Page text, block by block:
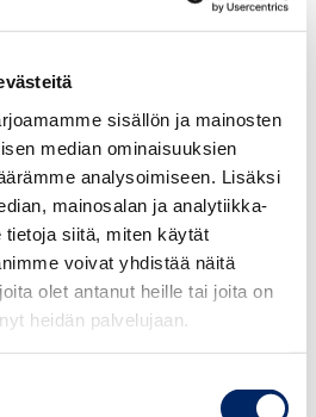
sisällön ja mainosten
median ominaisuuksien
analysoimiseen. Lisäksi
mainosalan ja analytiikka-
tietoja siitä, miten käytät
voivat yhdistää näitä
olet antanut heille tai joita on
heidän palvelujaan.
1, 00160
Registration is
the 18 th of August 2025